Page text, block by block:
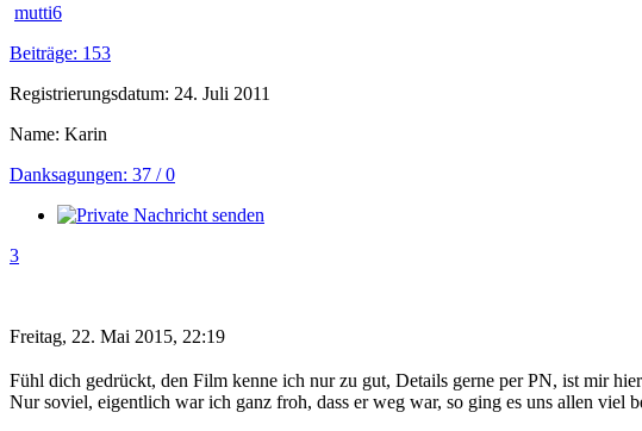
mutti6
Beiträge: 153
Registrierungsdatum: 24. Juli 2011
Name: Karin
Danksagungen: 37 / 0
3
Freitag, 22. Mai 2015, 22:19
Fühl dich gedrückt, den Film kenne ich nur zu gut, Details gerne per PN, ist mir
Nur soviel, eigentlich war ich ganz froh, dass er weg war, so ging es uns allen viel